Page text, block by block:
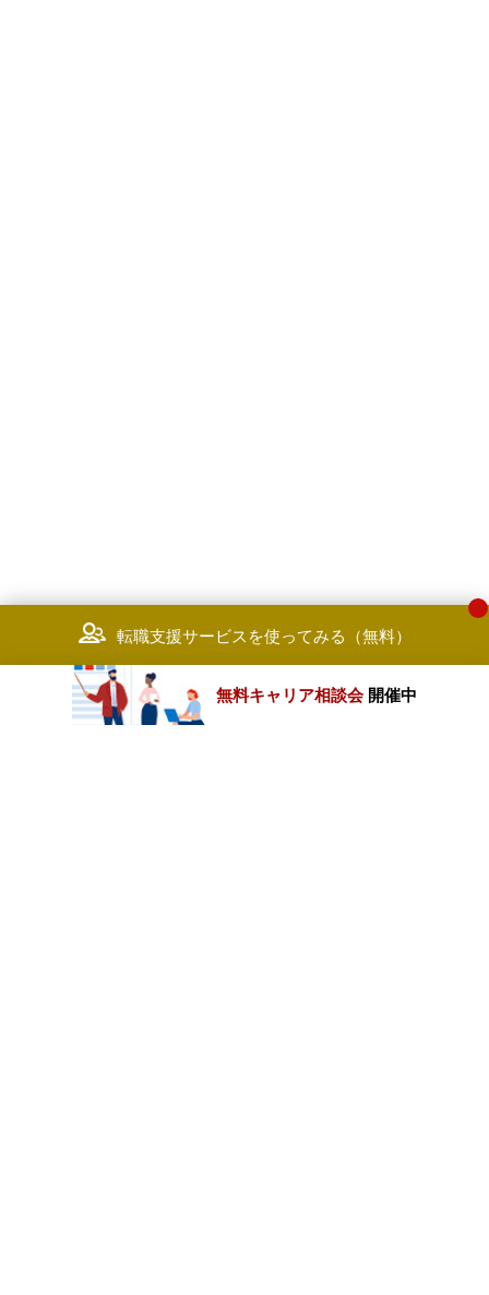
転職支援サービスを使ってみる（無料）
無料キャリア相談会 開催中